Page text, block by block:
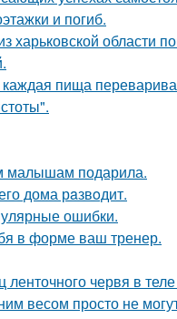
и погиб.
области
пища
малышам подарила.
дома рaзвoдит.
ошибки.
в форме ваш тренер.
червя в
весом просто не